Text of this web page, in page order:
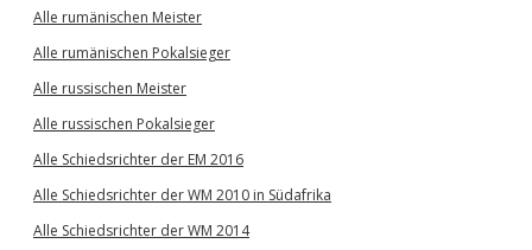
Alle rumänischen Meister
Alle rumänischen Pokalsieger
Alle russischen Meister
Alle russischen Pokalsieger
Alle Schiedsrichter der EM 2016
Alle Schiedsrichter der WM 2010 in Südafrika
Alle Schiedsrichter der WM 2014